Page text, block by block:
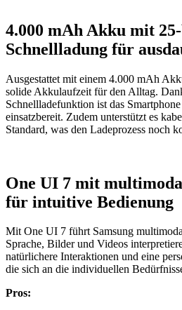
4.000 mAh Akku mit
Schnellladung für
Ausgestattet mit einem 4.000 mAh
solide Akkulaufzeit für den Alltag.
Schnellladefunktion ist das
einsatzbereit. Zudem unterstützt es
Standard, was den Ladeprozess noch
One UI 7 mit
für intuitive Bedienung
Mit One UI 7 führt Samsung
Sprache, Bilder und Videos
natürlichere Interaktionen und eine
die sich an die individuellen
Pros: